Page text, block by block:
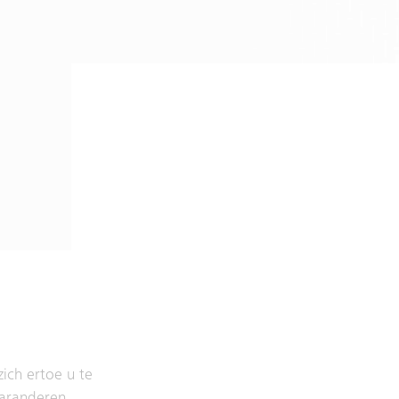
ertoe u te